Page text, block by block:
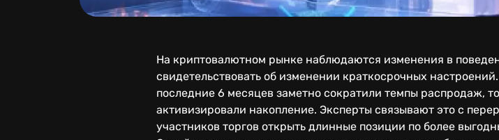
На криптовалютном рынке наблюдаются изменения в
свидетельствовать об изменении краткосрочных
последние 6 месяцев заметно сократили темпы распродаж,
активизировали накопление. Эксперты связывают это с
участников торгов открыть длинные позиции по более